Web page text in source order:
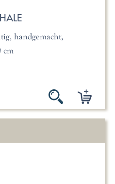
handgemacht,
cm